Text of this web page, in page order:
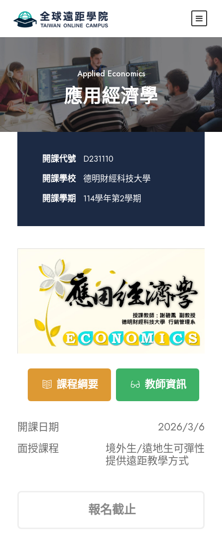
Applied Economics
應用經濟學
開課代號
D231110
開課學校
德明財經科技大學
開課學期
114學年第2學期
課程綱要 教師資訊
開課日期
2026/3/6
面授課程
境外生/遠地生可彈性
提供遠距教學方式
報名截止